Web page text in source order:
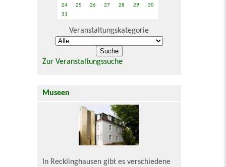
24
25 26 27 28 29
30
31
Veranstaltungskategorie
Zur Veranstaltungssuche
Museen
In Recklinghausen gibt es verschiedene